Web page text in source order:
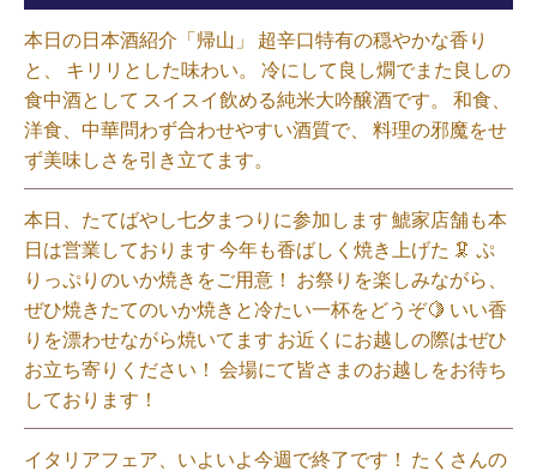
本日の日本酒紹介「帰山」 超辛口特有の穏やかな香り
と、 キリリとした味わい。 冷にして良し燗でまた良しの
食中酒として スイスイ飲める純米大吟醸酒です。 和食、
洋食、中華問わず合わせやすい酒質で、 料理の邪魔をせ
ず美味しさを引き立てます。
本日、たてばやし七夕まつりに参加します 鯱家店舗も本
日は営業しております️ 今年も香ばしく焼き上げた 🦑 ぷ
りっぷりのいか焼きをご用意！ お祭りを楽しみながら、
ぜひ焼きたてのいか焼きと冷たい一杯をどうぞ🍋 いい香
りを漂わせながら焼いてます お近くにお越しの際はぜひ
お立ち寄りください！ 会場にて皆さまのお越しをお待ち
しております！
イタリアフェア、いよいよ今週で終了です！ たくさんの